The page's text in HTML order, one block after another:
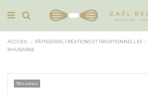
ACCUEIL PÂTISSERIES, CRÉATIONS ET TRADITIONNELLES
RHUBARBE
Nouveau